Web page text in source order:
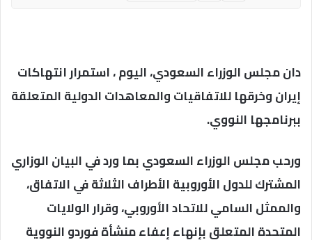
دان مجلس الوزراء السعودي، اليوم ، استمرار انتهاكات
إيران وخرقها للاتفاقيات والمعاهدات الدولية المتعلقة
ببرنامجها النووي.
ورحب مجلس الوزراء السعودي بما ورد في البيان الوزاري
المشترك للدول الأوروبية الأطراف الثلاثة في الاتفاق،
والممثل السامي للاتحاد الأوروبي، وقرار الولايات
المتحدة المتعلق بإنهاء إعفاء منشأة فوردو النووية